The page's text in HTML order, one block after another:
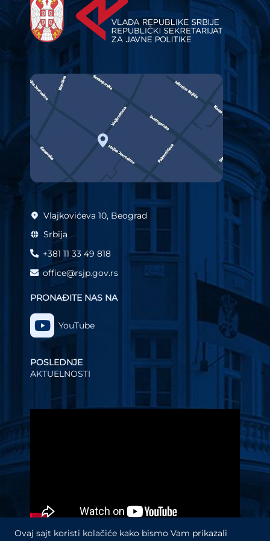
Vlajkovićeva 10, Beograd
Srbija
+381 11 33 49 818
office@rsjp.gov.rs
PRONAĐITE NAS NA
YouTube
POSLEDNJE
AKTUELNOSTI
Video
Ovaj sajt koristi kolačiće kako bismo Vam prikazali